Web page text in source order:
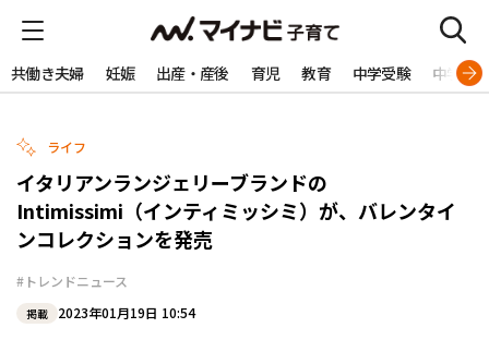
共働き夫婦 妊娠 出産・産後 育児 教育 中学受験 中学生
ライフ
イタリアンランジェリーブランドの
Intimissimi（インティミッシミ）が、バレンタイ
ンコレクションを発売
#トレンドニュース
掲載 2023年01月19日 10:54